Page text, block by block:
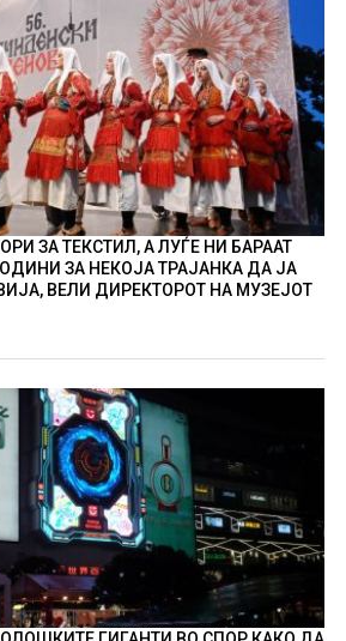
ЗА ТЕКСТИЛ, А ЛУЃЕ НИ БАРААТ
ЗА НЕКОЈА ТРАЈАНКА ДА ЈА
ВЕЛИ ДИРЕКТОРОТ НА МУЗЕЈОТ